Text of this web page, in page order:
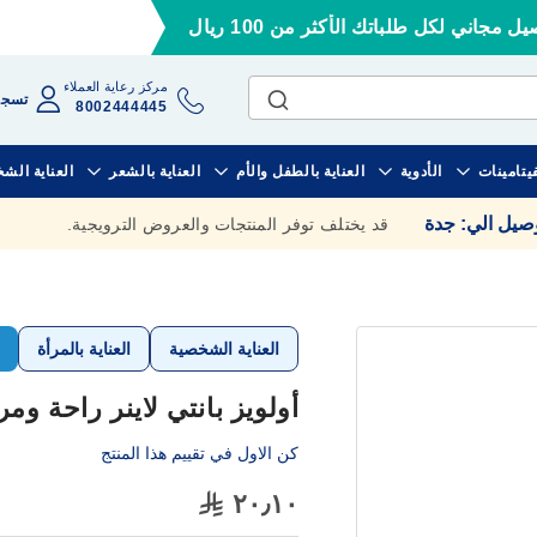
مجاني لكل طلباتك الأكثر من 100 ريال
مركز رعاية العملاء
8002444445
الأدوية العناية بالطفل والأم العناية بالشعر العناية
الي: جدة قد يختلف توفر المنتجات والعروض الترويجية.
العناية الشخصية العناية بالمرأة
أولويز بانتي لاينر راحة
كن الاول في تقييم هذا المنتج
٢٠٫١٠